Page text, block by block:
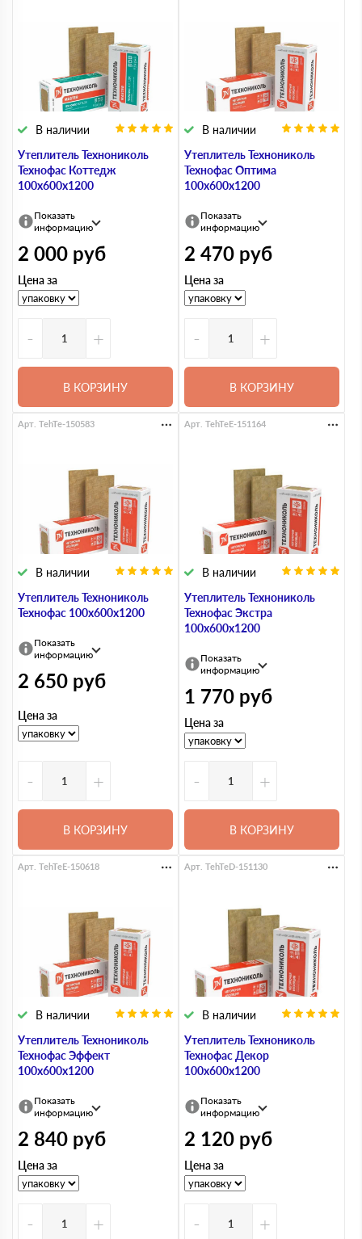
Утеплитель Технониколь
Технофас Коттедж
100х600х1200
В наличии
Показать
информацию
2 000 руб
Цена за
- +
В КОРЗИНУ
Утеплитель Технониколь
Технофас Оптима
100х600х1200
В наличии
Показать
информацию
2 470 руб
Цена за
- +
В КОРЗИНУ
Утеплитель Технониколь
Технофас 100х600х1200
В наличии
Арт. TehTe-150583
Показать
информацию
2 650 руб
Цена за
- +
В КОРЗИНУ
Утеплитель Технониколь
Технофас Экстра
100х600х1200
В наличии
Арт. TehTeE-151164
Показать
информацию
1 770 руб
Цена за
- +
В КОРЗИНУ
Утеплитель Технониколь
Технофас Эффект
100х600х1200
В наличии
Арт. TehTeE-150618
Показать
информацию
2 840 руб
Цена за
- +
Утеплитель Технониколь
Технофас Декор
100х600х1200
В наличии
Арт. TehTeD-151130
Показать
информацию
2 120 руб
Цена за
- +